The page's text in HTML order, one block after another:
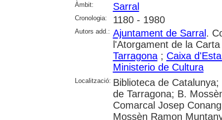
Àmbit:
Sarral
Cronologia: 1180 - 1980
Autors add.: Ajuntament de Sarral .
l'Atorgament de la
Tarragona; Caixa
Ministerio de Cultura
Localització: Biblioteca de
de Tarragona; B.
Comarcal Josep
Mossèn Ramon